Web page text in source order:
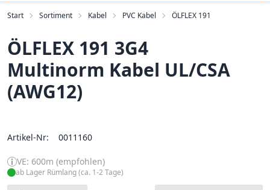
Start Sortiment Kabel PVC Kabel ÖLFLEX 191
ÖLFLEX 191 3G4
Multinorm Kabel UL/CSA
(AWG12)
Artikel-Nr: 0011160
VE: 600m (empfohlen)
ab Lager Rümlang (ca. 1-2 Tage)